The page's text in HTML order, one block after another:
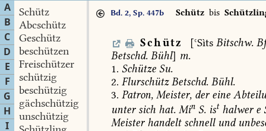
A
B
C
D
E
F
G
H
I
Schütz
Abcschütz
Geschütz
beschützen
Freischützer
schützig
beschützig
gächschützig
unschützig
Bd. 2, Sp. 447b Schützbis
Schütz [ʿSìts Bitschw.
Betschd. Bühl] m.
1. Schütze Su.
2. Flurschütz Betschd. Bühl.
3. Patron, Meister, dereine
untersich hat. Min S. isthalwere
Meisterhandeltschnellund